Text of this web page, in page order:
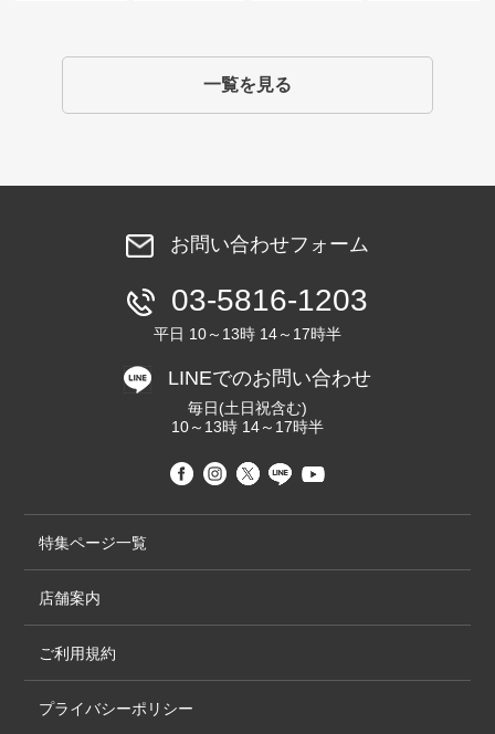
一覧を見る
お問い合わせフォーム
03-5816-1203
平日 10～13時 14～17時半
LINEでのお問い合わせ
毎日(土日祝含む)
10～13時 14～17時半
特集ページ一覧
店舗案内
ご利用規約
プライバシーポリシー